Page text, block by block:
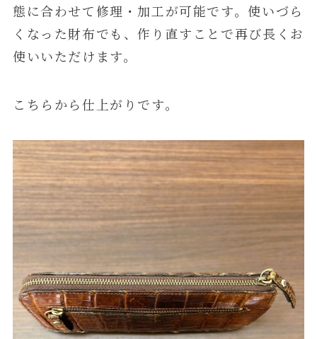
態に合わせて修理・加工が可能です。使いづら
くなった財布でも、作り直すことで再び長くお
使いいただけます。
こちらから仕上がりです。